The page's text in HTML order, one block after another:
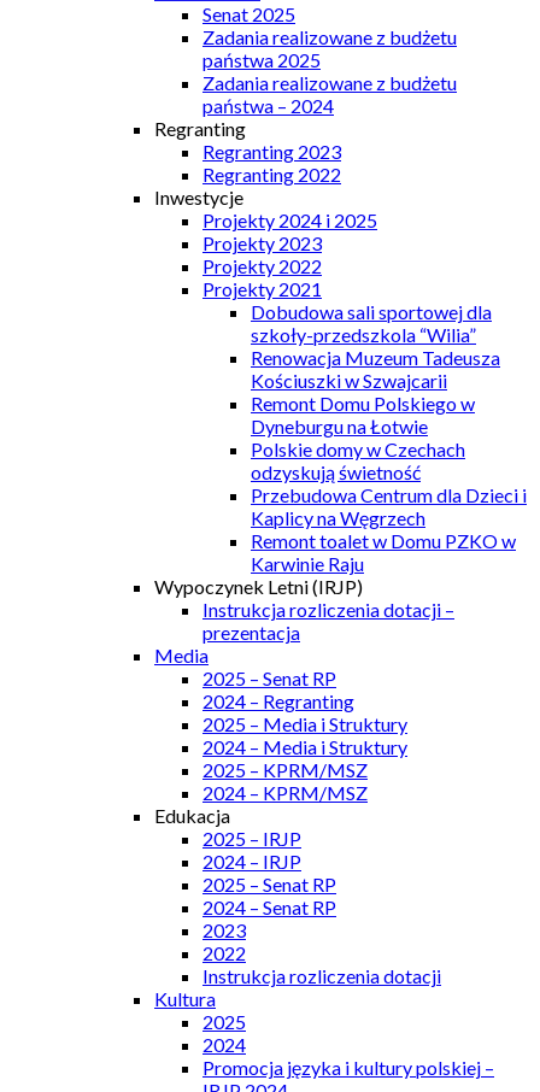
Senat 2025
Zadania realizowane z budżetu
państwa 2025
Zadania realizowane z budżetu
państwa – 2024
Regranting
Regranting 2023
Regranting 2022
Inwestycje
Projekty 2024 i 2025
Projekty 2023
Projekty 2022
Projekty 2021
Dobudowa sali sportowej dla
szkoły-przedszkola “Wilia”
Renowacja Muzeum Tadeusza
Kościuszki w Szwajcarii
Remont Domu Polskiego w
Dyneburgu na Łotwie
Polskie domy w Czechach
odzyskują świetność
Przebudowa Centrum dla Dzieci i
Kaplicy na Węgrzech
Remont toalet w Domu PZKO w
Karwinie Raju
Wypoczynek Letni (IRJP)
Instrukcja rozliczenia dotacji –
prezentacja
Media
2025 – Senat RP
2024 – Regranting
2025 – Media i Struktury
2024 – Media i Struktury
2025 – KPRM/MSZ
2024 – KPRM/MSZ
Edukacja
2025 – IRJP
2024 – IRJP
2025 – Senat RP
2024 – Senat RP
2023
2022
Instrukcja rozliczenia dotacji
Kultura
2025
2024
Promocja języka i kultury polskiej –